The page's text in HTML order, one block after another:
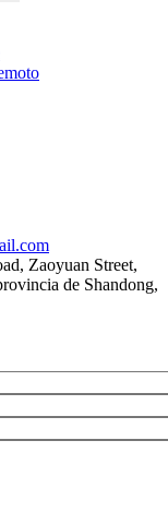
Zaoyuan Street,
de Shandong,